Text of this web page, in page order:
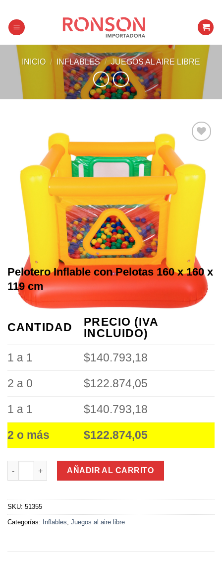
content
INICIO / INFLABLES / JUEGOS AL AIRE LIBRE
Añadir a
favoritos
Pelotero Inflable con Pelotas 160 x 160 x
119 cm
CANTIDAD
PRECIO (IVA
INCLUIDO)
1 a 1
$140.793,18
2 a 0 $122.874,05
1 a 1 $140.793,18
2 o más $122.874,05
Pelotero Inflable con Pelotas 160 x 160 x 119 cm cantidad
AÑADIR AL CARRITO
SKU: 51355
Categorías: Inflables Juegos al aire libre